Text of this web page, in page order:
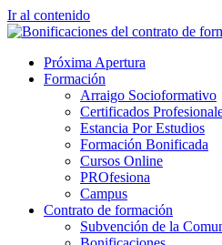
Ir al contenido
Próxima Apertura
Formación
Arraigo Socioformativo
Certificados
Estancia Por Estudios
Formación Bonificada
Cursos Online
PROfesiona
Campus
Contrato de formación
Subvención de la